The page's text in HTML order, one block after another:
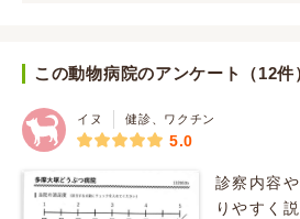
この動物病院のアンケート（12件
イヌ 健診、ワクチン
5.0
診察内容
りやすく